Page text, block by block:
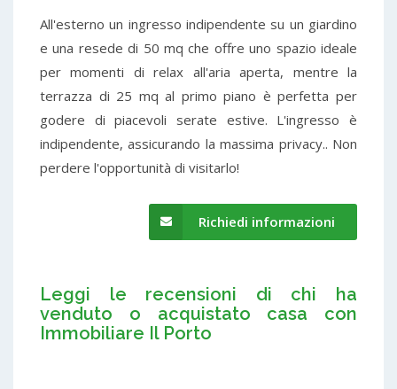
All'esterno un ingresso indipendente su un giardino
e una resede di 50 mq che offre uno spazio ideale
per momenti di relax all'aria aperta, mentre la
terrazza di 25 mq al primo piano è perfetta per
godere di piacevoli serate estive. L'ingresso è
indipendente, assicurando la massima privacy.. Non
perdere l'opportunità di visitarlo!
Richiedi informazioni
Leggi le recensioni di chi ha
venduto o acquistato casa con
Immobiliare Il Porto